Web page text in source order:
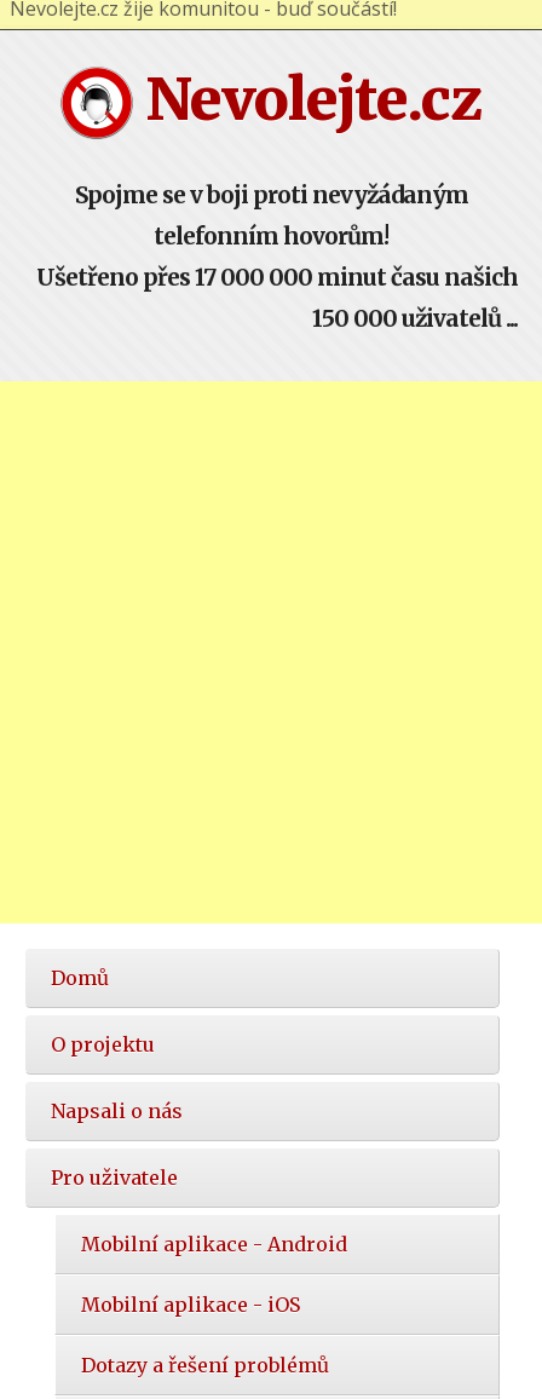
Nevolejte.cz
Spojme se v boji proti nevyžádaným
telefonním hovorům!
Ušetřeno přes 17 000 000 minut času našich
150 000 uživatelů ...
Hlavní
nabídka
Domů
O projektu
Napsali o nás
Pro uživatele
Mobilní aplikace - Android
Mobilní aplikace - iOS
Dotazy a řešení problémů
Nevolejte.cz žije komunitou - buď součástí!